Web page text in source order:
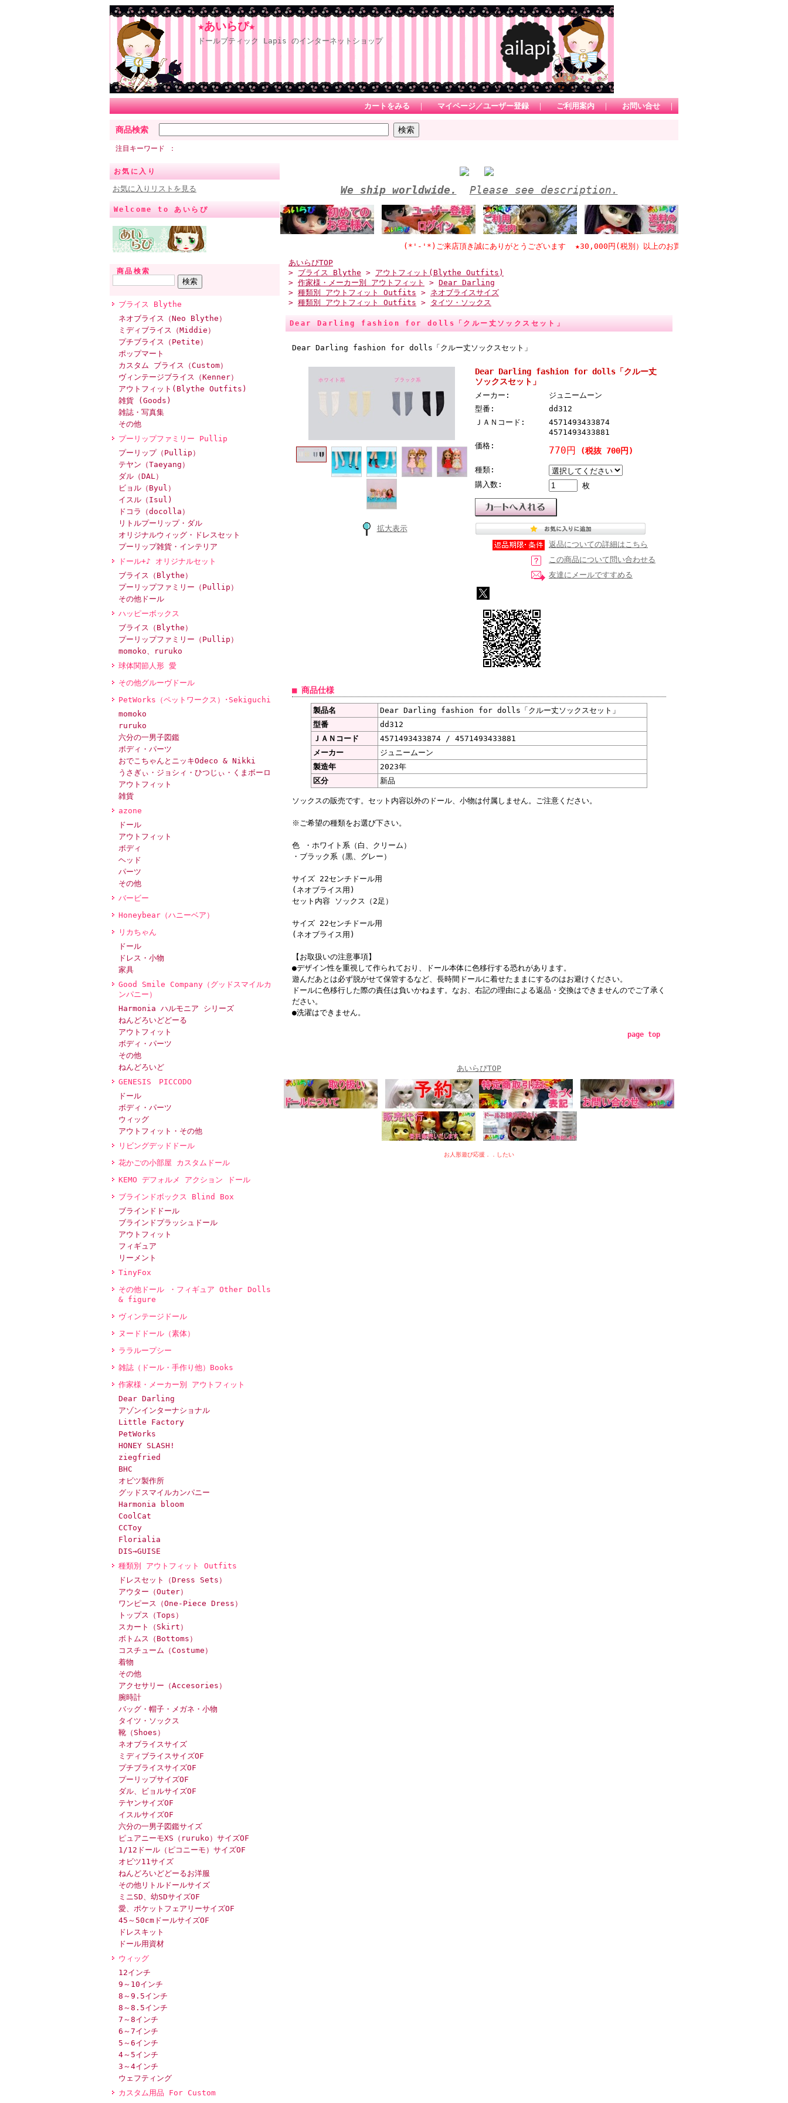
★あいらぴ★
ドールブティック Lapis のインターネットショップ
カートをみる ｜ マイページ／ユーザー登録 ｜ ご利用案内 ｜ お問い合せ ｜
商品検索
注目キーワード
お気に入り
お気に入りリストを見る
Welcome to あいらぴ
商品検索
ブライス Blythe
ネオブライス（Neo Blythe）
ミディブライス（Middie）
プチブライス（Petite）
ポップマート
カスタム ブライス（Custom）
ヴィンテージブライス（Kenner）
アウトフィット(Blythe Outfits)
雑貨 (Goods)
雑誌・写真集
その他
プーリップファミリー Pullip
プーリップ（Pullip）
テヤン（Taeyang）
ダル（DAL）
ビョル（Byul）
イスル（Isul)
ドコラ（docolla）
リトルプーリップ・ダル
オリジナルウィッグ・ドレスセット
プーリップ雑貨・インテリア
ドール+♪ オリジナルセット
ブライス（Blythe）
プーリップファミリー（Pullip）
その他ドール
ハッピーボックス
ブライス（Blythe）
プーリップファミリー（Pullip）
momoko、ruruko
球体関節人形 愛
その他グルーヴドール
PetWorks（ペットワークス）･Sekiguchi
momoko
ruruko
六分の一男子図鑑
ボディ・パーツ
おでこちゃんとニッキOdeco & Nikki
うさぎぃ・ジョシィ・ひつじぃ・くまボーロ
アウトフィット
雑貨
azone
ドール
アウトフィット
ボディ
ヘッド
パーツ
その他
バービー
Honeybear（ハニーベア）
リカちゃん
ドール
ドレス・小物
家具
Good Smile Company（グッドスマイルカ
ンパニー）
Harmonia ハルモニア シリーズ
ねんどろいどどーる
アウトフィット
ボディ・パーツ
その他
ねんどろいど
GENESIS PICCODO
ドール
ボディ・パーツ
ウィッグ
アウトフィット・その他
リビングデッドドール
花かごの小部屋 カスタムドール
KEMO デフォルメ アクション ドール
ブラインドボックス Blind Box
ブラインドドール
ブラインドプラッシュドール
アウトフィット
フィギュア
リーメント
TinyFox
その他ドール ・フィギュア Other Dolls
& figure
ヴィンテージドール
ヌードドール（素体）
ララループシー
雑誌（ドール・手作り他）Books
作家様・メーカー別 アウトフィット
Dear Darling
アゾンインターナショナル
Little Factory
PetWorks
HONEY SLASH!
ziegfried
BHC
オビツ製作所
グッドスマイルカンパニー
Harmonia bloom
CoolCat
CCToy
Florialia
DIS→GUISE
種類別 アウトフィット Outfits
ドレスセット（Dress Sets）
アウター（Outer）
ワンピース（One-Piece Dress）
トップス（Tops）
スカート（Skirt）
ボトムス（Bottoms）
コスチューム（Costume）
着物
その他
アクセサリー（Accesories）
腕時計
バッグ・帽子・メガネ・小物
タイツ・ソックス
靴（Shoes）
ネオブライスサイズ
ミディブライスサイズOF
プチブライスサイズOF
プーリップサイズOF
ダル、ビョルサイズOF
テヤンサイズOF
イスルサイズOF
六分の一男子図鑑サイズ
ピュアニーモXS（ruruko）サイズOF
1/12ドール（ピコニーモ）サイズOF
オビツ11サイズ
ねんどろいどどーるお洋服
その他リトルドールサイズ
ミニSD、幼SDサイズOF
愛、ポケットフェアリーサイズOF
45～50cmドールサイズOF
ドレスキット
ドール用資材
ウィッグ
12インチ
9～10インチ
8～9.5インチ
8～8.5インチ
7～8インチ
6～7インチ
5～6インチ
4～5インチ
3～4インチ
ウェフティング
カスタム用品 For Custom
We ship worldwide. Please see description.
(*'-'*)ご来店頂き誠にありがとうございます ★30,000円(税別）以上のお買い物で日本国内送料無料 *1カートにて
あいらぴTOP
> ブライス Blythe > アウトフィット(Blythe Outfits)
> 作家様・メーカー別 アウトフィット > Dear Darling
> 種類別 アウトフィット Outfits > ネオブライスサイズ
> 種類別 アウトフィット Outfits > タイツ・ソックス
Dear Darling fashion for dolls「クルー丈ソックスセット」
Dear Darling fashion for dolls「クルー丈ソックスセット」
拡大表示
Dear Darling fashion for dolls「クルー丈
ソックスセット」
メーカー:
ジュニームーン
型番:
dd312
ＪＡＮコード:
4571493433874
4571493433881
価格:
770円 (税抜 700円)
種類:
購入数:
枚
返品についての詳細はこちら
この商品について問い合わせる
友達にメールですすめる
■ 商品仕様
製品名
Dear Darling fashion for dolls「クルー丈ソックスセット」
型番
dd312
ＪＡＮコード
4571493433874 / 4571493433881
メーカー
ジュニームーン
製造年
2023年
区分
新品
ソックスの販売です。セット内容以外のドール、小物は付属しません。ご注意ください。
※ご希望の種類をお選び下さい。
色 ・ホワイト系（白、クリーム）
・ブラック系（黒、グレー）
サイズ 22センチドール用
(ネオブライス用)
セット内容 ソックス（2足）
サイズ 22センチドール用
(ネオブライス用)
【お取扱いの注意事項】
●デザイン性を重視して作られており、ドール本体に色移行する恐れがあります。
遊んだあとは必ず脱がせて保管するなど、長時間ドールに着せたままにするのはお避けください。
ドールに色移行した際の責任は負いかねます。なお、右記の理由による返品・交換はできませんのでご了承く
ださい。
●洗濯はできません。
page top
あいらぴTOP
お人形遊び応援．．したい